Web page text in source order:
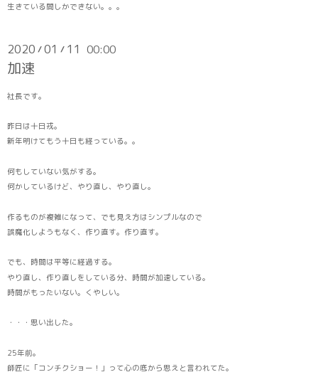
生きている間しかできない。。。
2020 /01 / 11 00:00
加速
社長です。
昨日は十日戎。
新年明けてもう十日も経っている。。
何もしていない気がする。
何かしているけど、やり直し、やり直し。
作るものが複雑になって、でも見え方はシンプルなので
誤魔化しようもなく、作り直す。作り直す。
でも、時間は平等に経過する。
やり直し、作り直しをしている分、時間が加速している。
時間がもったいない。くやしい。
・・・思い出した。
25年前。
師匠に「コンチクショー！」って心の底から思えと言われてた。